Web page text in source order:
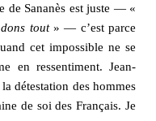
de Sananès est juste — «
tout» — c’est parce
cet impossible ne se
en ressentiment. Jean-
détestation des hommes
de soi des Français. Je